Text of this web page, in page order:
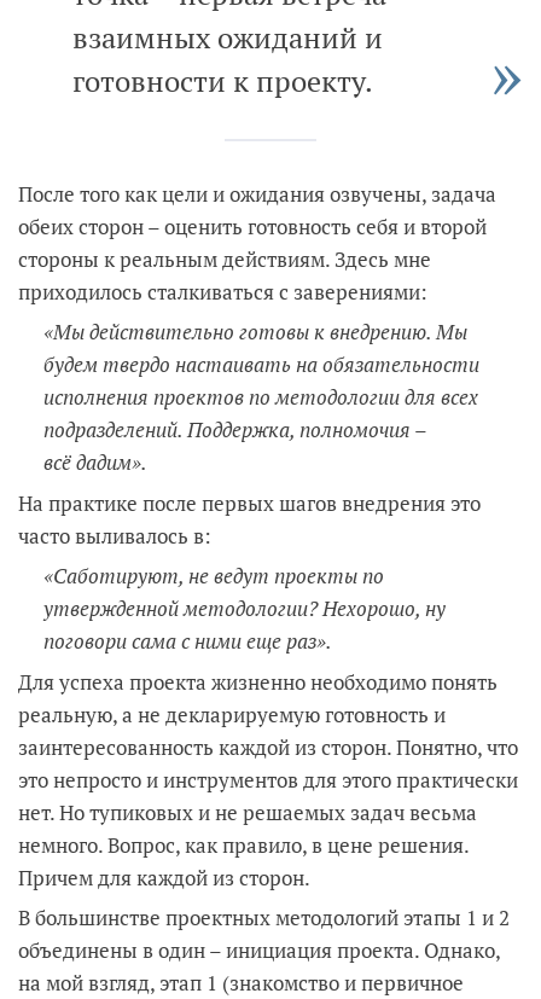
взаимных ожиданий и
готовности к проекту.
После того как цели и ожидания озвучены, задача
обеих сторон – оценить готовность себя и второй
стороны к реальным действиям. Здесь мне
приходилось сталкиваться с заверениями:
«Мы действительно готовы к внедрению. Мы
будем твердо настаивать на обязательности
исполнения проектов по методологии для всех
подразделений. Поддержка, полномочия –
всё дадим».
На практике после первых шагов внедрения это
часто выливалось в:
«Саботируют, не ведут проекты по
утвержденной методологии? Нехорошо, ну
поговори сама с ними еще раз».
Для успеха проекта жизненно необходимо понять
реальную, а не декларируемую готовность и
заинтересованность каждой из сторон. Понятно, что
это непросто и инструментов для этого практически
нет. Но тупиковых и не решаемых задач весьма
немного. Вопрос, как правило, в цене решения.
Причем для каждой из сторон.
В большинстве проектных методологий этапы 1 и 2
объединены в один – инициация проекта. Однако,
на мой взгляд, этап 1 (знакомство и первичное